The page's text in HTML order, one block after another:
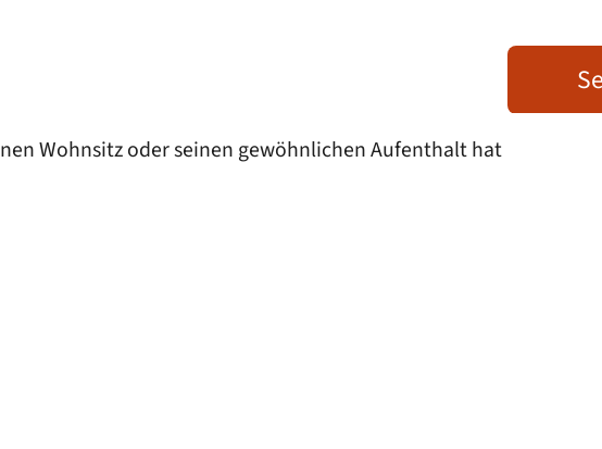
Wohnsitz oder seinen gewöhnlichen Aufenthalt hat